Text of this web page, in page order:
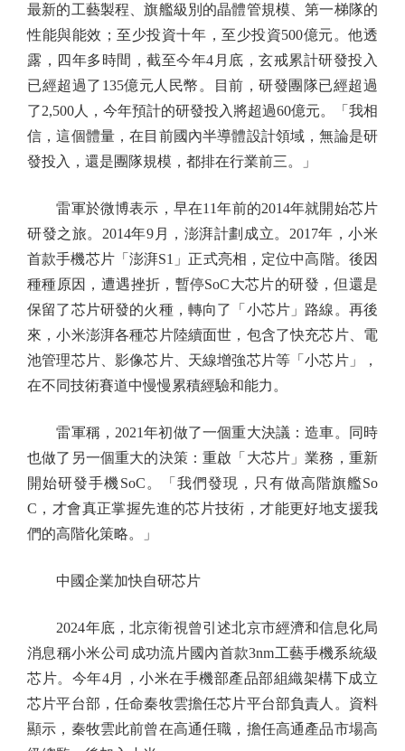
最新的工藝製程、旗艦級別的晶體管規模、第一梯隊的
性能與能效；至少投資十年，至少投資500億元。他透
露，四年多時間，截至今年4月底，玄戒累計研發投入
已經超過了135億元人民幣。目前，研發團隊已經超過
了2,500人，今年預計的研發投入將超過60億元。「我相
信，這個體量，在目前國內半導體設計領域，無論是研
發投入，還是團隊規模，都排在行業前三。」
雷軍於微博表示，早在11年前的2014年就開始芯片
研發之旅。2014年9月，澎湃計劃成立。2017年，小米
首款手機芯片「澎湃S1」正式亮相，定位中高階。後因
種種原因，遭遇挫折，暫停SoC大芯片的研發，但還是
保留了芯片研發的火種，轉向了「小芯片」路線。再後
來，小米澎湃各種芯片陸續面世，包含了快充芯片、電
池管理芯片、影像芯片、天線增強芯片等「小芯片」，
在不同技術賽道中慢慢累積經驗和能力。
雷軍稱，2021年初做了一個重大決議：造車。同時
也做了另一個重大的決策：重啟「大芯片」業務，重新
開始研發手機SoC。「我們發現，只有做高階旗艦So
C，才會真正掌握先進的芯片技術，才能更好地支援我
們的高階化策略。」
中國企業加快自研芯片
2024年底，北京衛視曾引述北京市經濟和信息化局
消息稱小米公司成功流片國內首款3nm工藝手機系統級
芯片。今年4月，小米在手機部產品部組織架構下成立
芯片平台部，任命秦牧雲擔任芯片平台部負責人。資料
顯示，秦牧雲此前曾在高通任職，擔任高通產品市場高